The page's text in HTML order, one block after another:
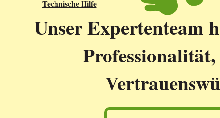
Technische Hilfe
Unser Expertenteam